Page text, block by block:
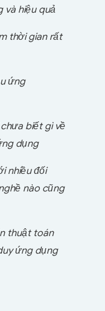
và hiệu quả
thời gian rất
ứng
biết gì về
dụng
nhiều đối
nào cũng
thuật toán
ứng dụng